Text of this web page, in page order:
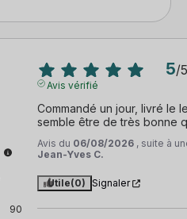
90
5/5
Avis vérifié
Commandé un jour, livré le
semble être de très bonne
Avis du 06/08/2026 , suite à
Jean-Yves C.
Utile(0) Signaler